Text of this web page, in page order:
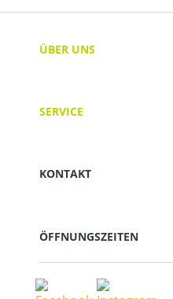
ÜBER UNS
SERVICE
KONTAKT
ÖFFNUNGSZEITEN